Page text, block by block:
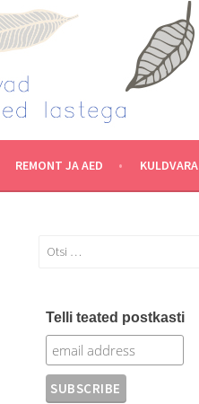
REMONT JA AED KULDVARA
Otsi:
Telli teated postkasti